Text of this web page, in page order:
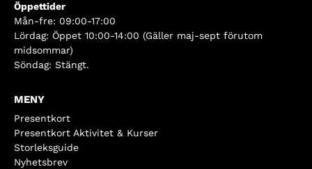
Öppettider
Mån-fre: 09:00-17:00
Lördag: Öppet 10:00-14:00 (Gäller maj-sept förutom
midsommar)
Söndag: Stängt.
MENY
Presentkort
Presentkort Aktivitet & Kurser
Storleksguide
Nyhetsbrev